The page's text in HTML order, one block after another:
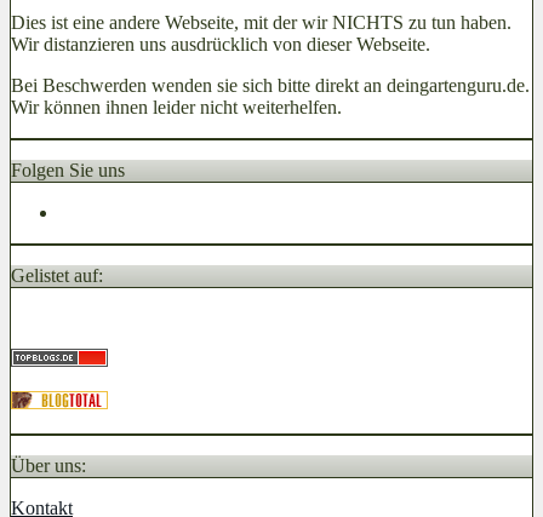
Dies ist eine andere Webseite, mit der wir NICHTS zu tun haben.
Wir distanzieren uns ausdrücklich von dieser Webseite.
Bei Beschwerden wenden sie sich bitte direkt an deingartenguru.de.
Wir können ihnen leider nicht weiterhelfen.
Folgen Sie uns
Gelistet auf:
Über uns:
Kontakt